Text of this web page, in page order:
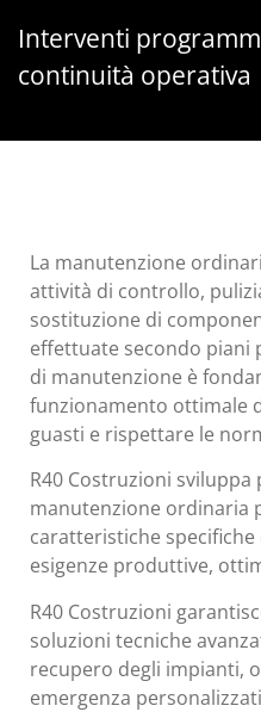
Interventi
continuità operativa
La manutenzione
attività di controllo,
sostituzione di
effettuate secondo piani
di manutenzione è
funzionamento ottimale
guasti e rispettare le
R40 Costruzioni
manutenzione ordinaria
caratteristiche
esigenze produttive,
R40 Costruzioni
soluzioni tecniche
recupero degli impianti,
emergenza